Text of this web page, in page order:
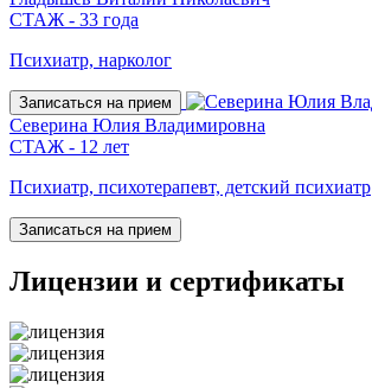
СТАЖ - 33 года
Психиатр, нарколог
Записаться на прием
Северина Юлия Владимировна
СТАЖ - 12 лет
Психиатр, психотерапевт, детский психиатр
Записаться на прием
Лицензии и сертификаты